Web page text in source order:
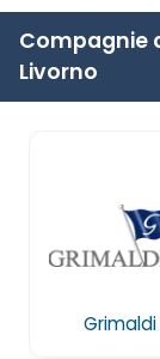
Compagnie
Livorno
Grimaldi